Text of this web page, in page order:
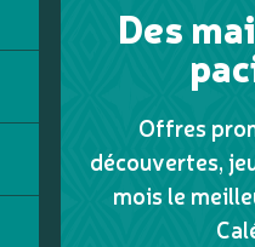
Des
Offres
découvertes,
mois le